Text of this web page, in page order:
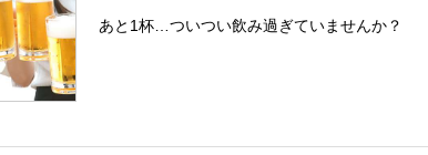
あと1杯…ついつい飲み過ぎていませんか？